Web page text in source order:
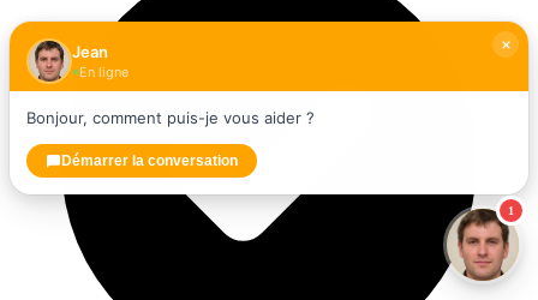
1
Jean
En ligne
Bonjour, comment puis-je vous aider ?
Démarrer la conversation